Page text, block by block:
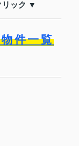
リック ▼
件一覧